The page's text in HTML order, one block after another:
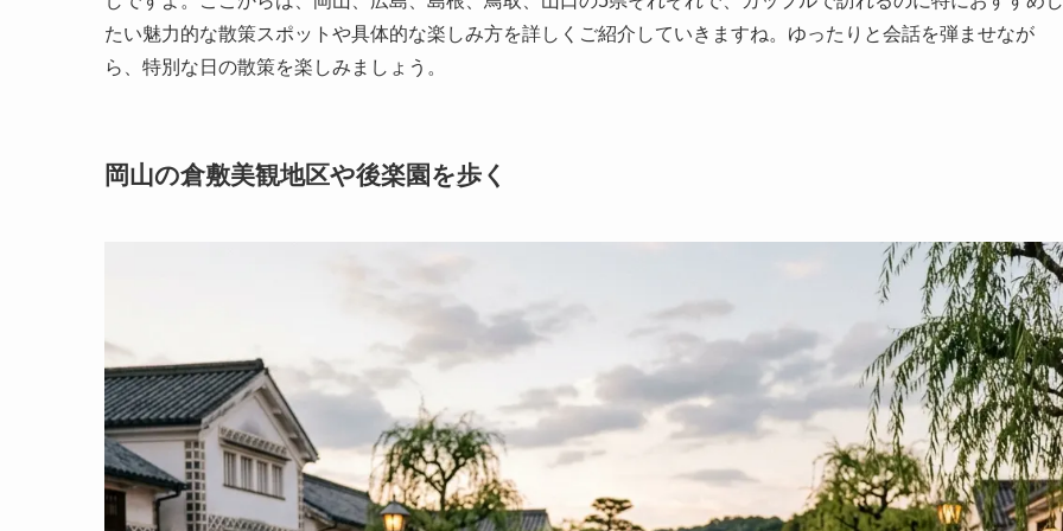
たい魅力的な散策スポットや具体的な楽しみ方を詳しくご紹介していきますね。ゆったりと会話を弾ませなが
ら、特別な日の散策を楽しみましょう。
岡山の倉敷美観地区や後楽園を歩く